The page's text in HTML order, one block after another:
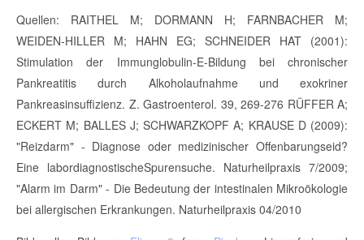
Quellen: RAITHEL M; DORMANN H; FARNBACHER M;
WEIDEN-HILLER M; HAHN EG; SCHNEIDER HAT (2001):
Stimulation der Immunglobulin-E-Bildung bei chronischer
Pankreatitis durch Alkoholaufnahme und exokriner
Pankreasinsuffizienz. Z. Gastroenterol. 39, 269-276 RÜFFER A;
ECKERT M; BALLES J; SCHWARZKOPF A; KRAUSE D (2009):
"Reizdarm" - Diagnose oder medizinischer Offenbarungseid?
Eine labordiagnostischeSpurensuche. Naturheilpraxis 7/2009;
"Alarm im Darm" - Die Bedeutung der intestinalen Mikroökologie
bei allergischen Erkrankungen. Naturheilpraxis 04/2010